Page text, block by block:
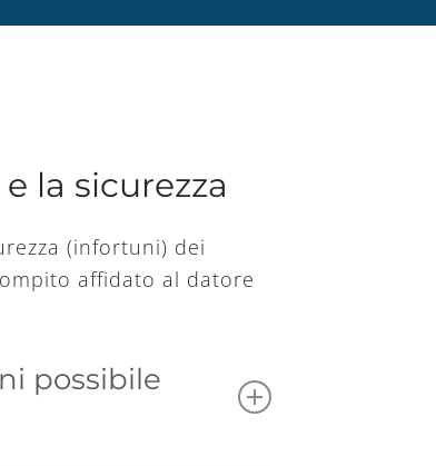
la sicurezza
(infortuni) dei
affidato al datore
possibile